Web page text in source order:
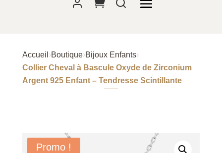
Accueil ›Boutique›Bijoux Enfants›
Collier Cheval à Bascule Oxyde de Zirconium
Argent 925 Enfant – Tendresse Scintillante
Promo !